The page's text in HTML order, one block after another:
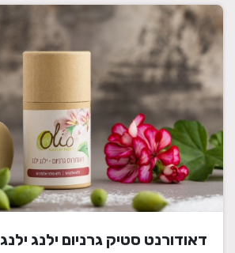
דאודורנט סטיק גרניום ילנג ילנג